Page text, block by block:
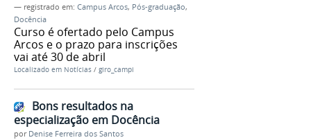
— registrado em: Campus Arcos, Pós-graduação,
Docência
Curso é ofertado pelo Campus
Arcos e o prazo para inscrições
vai até 30 de abril
Localizado em Notícias / giro_campi
Bons resultados na
especialização em Docência
por Denise Ferreira dos Santos